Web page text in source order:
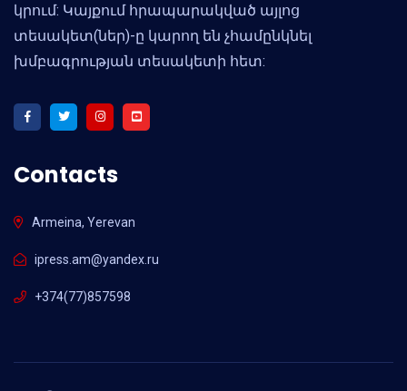
կրում: Կայքում հրապարակված այլոց
տեսակետ(ներ)-ը կարող են չհամընկնել
խմբագրության տեսակետի հետ:
Contacts
Armeina, Yerevan
ipress.am@yandex.ru
+374(77)857598